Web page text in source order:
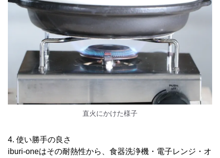
直火にかけた様子
4. 使い勝手の良さ
iburi-oneはその耐熱性から、食器洗浄機・電子レンジ・オ